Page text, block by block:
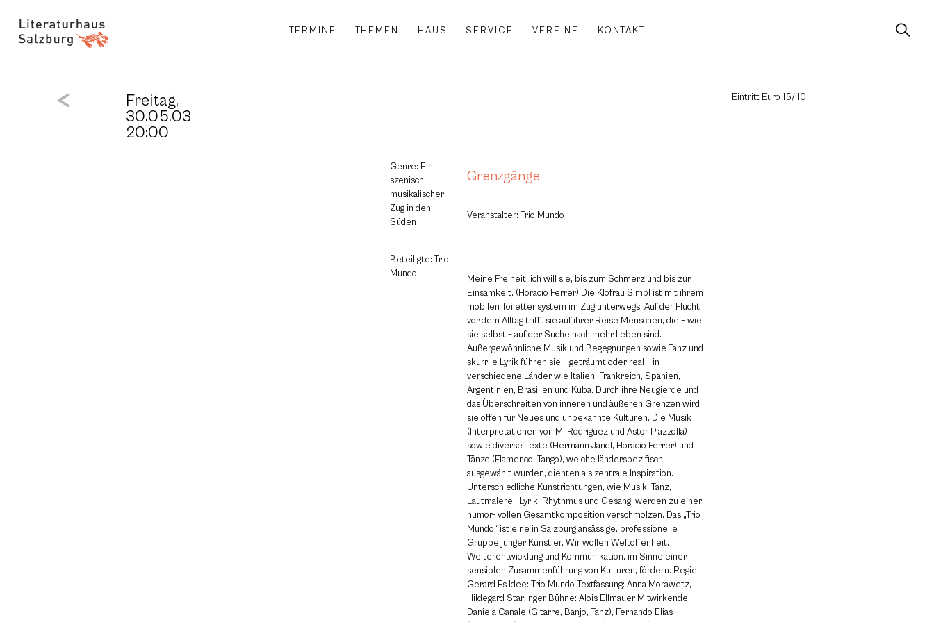
TERMINE THEMEN HAUS SERVICE VEREINE KONTAKT
Freitag,
30.05.03
20:00
Eintritt Euro 15/ 10
Genre: Ein
szenisch-
musikalischer
Zug in den
Süden
Beteiligte: Trio
Mundo
Grenzgänge
Veranstalter: Trio Mundo
Meine Freiheit, ich will sie, bis zum Schmerz und bis zur
Einsamkeit. (Horacio Ferrer) Die Klofrau Simpl ist mit ihrem
mobilen Toilettensystem im Zug unterwegs. Auf der Flucht
vor dem Alltag trifft sie auf ihrer Reise Menschen, die – wie
sie selbst – auf der Suche nach mehr Leben sind.
Außergewöhnliche Musik und Begegnungen sowie Tanz und
skurrile Lyrik führen sie – geträumt oder real – in
verschiedene Länder wie Italien, Frankreich, Spanien,
Argentinien, Brasilien und Kuba. Durch ihre Neugierde und
das Überschreiten von inneren und äußeren Grenzen wird
sie offen für Neues und unbekannte Kulturen. Die Musik
(Interpretationen von M. Rodriguez und Astor Piazzolla)
sowie diverse Texte (Hermann Jandl, Horacio Ferrer) und
Tänze (Flamenco, Tango), welche länderspezifisch
ausgewählt wurden, dienten als zentrale Inspiration.
Unterschiedliche Kunstrichtungen, wie Musik, Tanz,
Lautmalerei, Lyrik, Rhythmus und Gesang, werden zu einer
humor- vollen Gesamtkomposition verschmolzen. Das „Trio
Mundo“ ist eine in Salzburg ansässige, professionelle
Gruppe junger Künstler. Wir wollen Weltoffenheit,
Weiterentwicklung und Kommunikation, im Sinne einer
sensiblen Zusammenführung von Kulturen, fördern. Regie:
Gerard Es Idee: Trio Mundo Textfassung: Anna Morawetz,
Hildegard Starlinger Bühne: Alois Ellmauer Mitwirkende:
Daniela Canale (Gitarre, Banjo, Tanz), Fernando Elias